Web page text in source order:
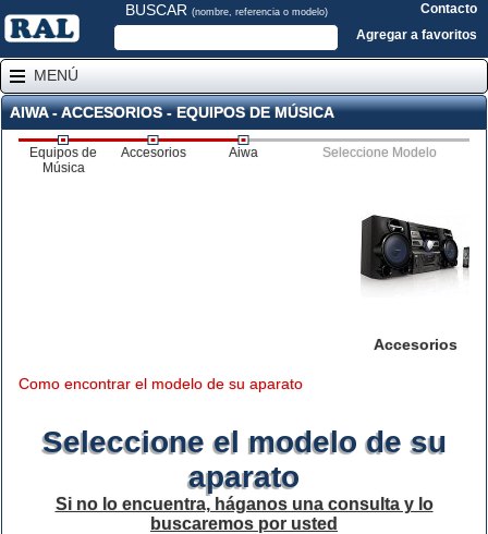
BUSCAR (nombre, referencia o modelo)
Contacto
Agregar a favoritos
MENÚ
AIWA - ACCESORIOS - EQUIPOS DE MÚSICA
Equipos de
Música
Accesorios Aiwa Seleccione Modelo
Accesorios
Como encontrar el modelo de su aparato
Seleccione el modelo de su
aparato
Si no lo encuentra, háganos una consulta y lo
buscaremos por usted